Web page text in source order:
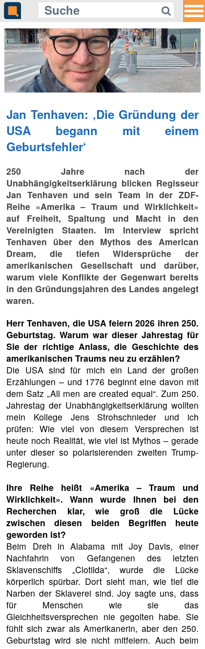
Jan Tenhaven: ‚Die Gründung der
USA begann mit einem
Geburtsfehler‘
250 Jahre nach der
Unabhängigkeitserklärung blicken Regisseur
Jan Tenhaven und sein Team in der ZDF-
Reihe «Amerika – Traum und Wirklichkeit»
auf Freiheit, Spaltung und Macht in den
Vereinigten Staaten. Im Interview spricht
Tenhaven über den Mythos des American
Dream, die tiefen Widersprüche der
amerikanischen Gesellschaft und darüber,
warum viele Konflikte der Gegenwart bereits
in den Gründungsjahren des Landes angelegt
waren.
Herr Tenhaven, die USA feiern 2026 ihren 250.
Geburtstag. Warum war dieser Jahrestag für
Sie der richtige Anlass, die Geschichte des
amerikanischen Traums neu zu erzählen?
Die USA sind für mich ein Land der großen
Erzählungen – und 1776 beginnt eine davon mit
dem Satz „All men are created equal“. Zum 250.
Jahrestag der Unabhängigkeitserklärung wollten
mein Kollege Jens Strohschnieder und ich
prüfen: Wie viel von diesem Versprechen ist
heute noch Realität, wie viel ist Mythos – gerade
unter dieser so polarisierenden zweiten Trump-
Regierung.
Ihre Reihe heißt «Amerika – Traum und
Wirklichkeit». Wann wurde Ihnen bei den
Recherchen klar, wie groß die Lücke
zwischen diesen beiden Begriffen heute
geworden ist?
Beim Dreh in Alabama mit Joy Davis, einer
Nachfahrin von Gefangenen des letzten
Sklavenschiffs „Clotilda“, wurde die Lücke
körperlich spürbar. Dort sieht man, wie tief die
Narben der Sklaverei sind. Joy sagte uns, dass
für Menschen wie sie das
Gleichheitsversprechen nie gegolten habe. Sie
fühlt sich zwar als Amerikanerin, aber den 250.
Geburtstag wird sie nicht mitfeiern. Auch beim